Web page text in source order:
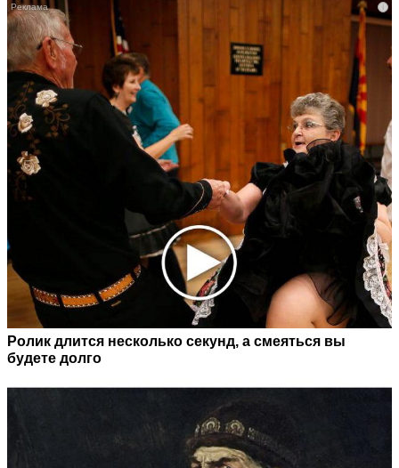
i
Ролик длится несколько секунд, а смеяться вы
будете долго